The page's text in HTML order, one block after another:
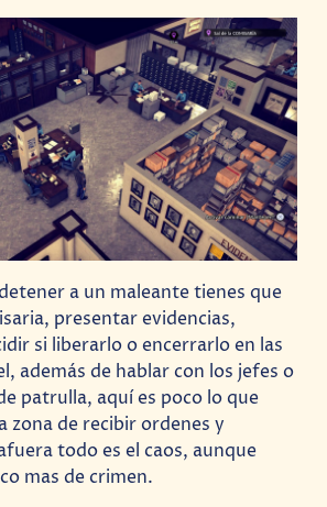
a un maleante tienes que
presentar evidencias,
si liberarlo o encerrarlo en las
además de hablar con los jefes o
patrulla, aquí es poco lo que
zona de recibir ordenes y
todo es el caos, aunque
mas de crimen.